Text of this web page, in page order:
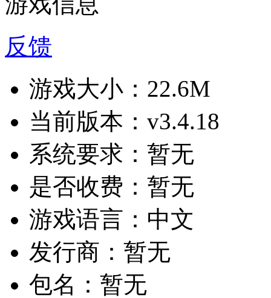
反馈
游戏大小： 22.6M
当前版本： v3.4.18
系统要求： 暂无
是否收费： 暂无
游戏语言： 中文
发行商： 暂无
包名： 暂无